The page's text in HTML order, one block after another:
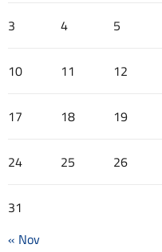
3 4 5
10 11 12
17 18 19
24 25 26
31
« Nov